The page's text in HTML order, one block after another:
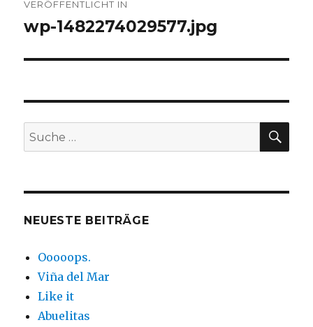
VERÖFFENTLICHT IN
wp-1482274029577.jpg
Suche
nach:
NEUESTE BEITRÄGE
Ooooops.
Viña del Mar
Like it
Abuelitas